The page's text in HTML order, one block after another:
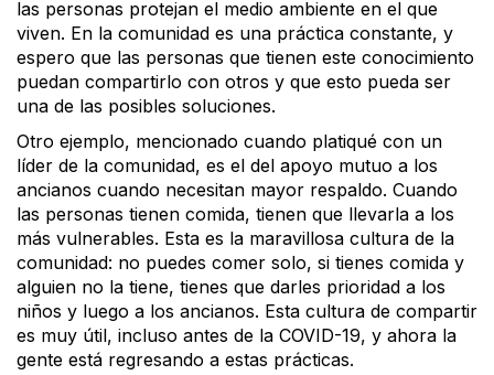
las personas protejan el medio ambiente en el que
viven. En la comunidad es una práctica constante, y
espero que las personas que tienen este conocimiento
puedan compartirlo con otros y que esto pueda ser
una de las posibles soluciones.
Otro ejemplo, mencionado cuando platiqué con un
líder de la comunidad, es el del apoyo mutuo a los
ancianos cuando necesitan mayor respaldo. Cuando
las personas tienen comida, tienen que llevarla a los
más vulnerables. Esta es la maravillosa cultura de la
comunidad: no puedes comer solo, si tienes comida y
alguien no la tiene, tienes que darles prioridad a los
niños y luego a los ancianos. Esta cultura de compartir
es muy útil, incluso antes de la COVID-19, y ahora la
gente está regresando a estas prácticas.